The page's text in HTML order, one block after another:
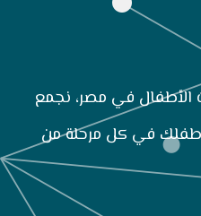
الأطفال في مصر، نجمع
طفلك في كل مرحلة من